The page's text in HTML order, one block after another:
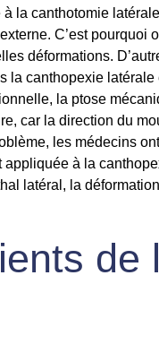
la canthotomie
C’est pourquoi
déformations.
la canthopexie latérale
la ptose
, car la direction du
les médecins
appliquée à la
latéral , la
de